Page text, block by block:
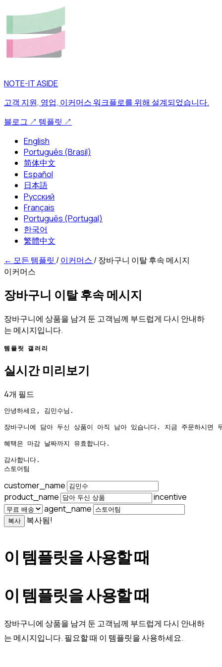
NOTE-IT ASIDE
고객 지원, 영업, 이커머스 워크플로를 위해 설계되었습니다.
블로그 ↗ 템플릿 ↗
English
Português (Brasil)
简体中文
Español
日本語
Русский
Français
Português (Portugal)
한국어
繁體中文
← 모든 템플릿 /이커머스 /장바구니 이탈 후속 메시지
이커머스
장바구니 이탈 후속 메시지
장바구니에 상품을 남겨 둔 고객님께 부드럽게 다시 안내하
는 메시지입니다.
템플릿 갤러리
실시간 미리보기
4개 필드
안녕하세요, 김민수님.
장바구니에 담아 두신 상품이 아직 남아 있습니다. 지금 주문하시면
혜택은 마감 날짜까지 유효합니다.
감사합니다.
스토어팀
customer_name
product_name
incentive
agent_name
복사 복사됨!
이 템플릿을 사용할 때
이 템플릿을 사용할 때
장바구니에 상품을 남겨 둔 고객님께 부드럽게 다시 안내하
는 메시지입니다. 필요할 때 이 템플릿을 사용하세요.